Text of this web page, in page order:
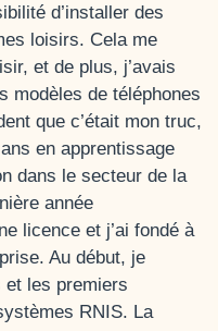
d’installer des
loisirs. Cela me
et de plus, j’avais
modèles de téléphones
que c’était mon truc,
en apprentissage
dans le secteur de la
année
licence et j’ai fondé à
Au début, je
et les premiers
RNIS. La